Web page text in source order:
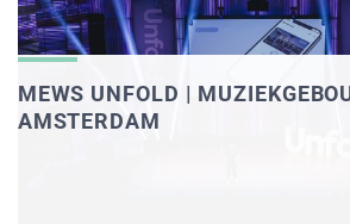
MEWS UNFOLD |
AMSTERDAM